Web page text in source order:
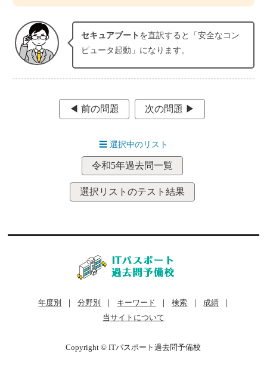
セキュアブートを直訳すると「安全なコン
ピュータ起動」になります。
◀︎ 前の問題 次の問題 ▶︎
☰選択中のリスト
令和5年過去問一覧
選択リストのテスト結果
年度別 分野別 キーワード 検索 成績
当サイトについて
Copyright © ITパスポート過去問予備校